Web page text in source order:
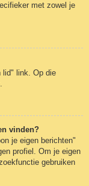
met zowel je
lid" link. Op die
vinden?
je eigen berichten"
profiel. Om je eigen
gebruiken